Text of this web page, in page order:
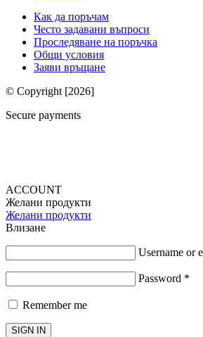
Как да поръчам
Често задавани въпроси
Проследяване на поръчка
Общи условия
Заяви връщане
© Copyright [2026]
Secure payments
ACCOUNT
Желани продукти
Желани продукти
Влизане
Username or
Password *
Remember me
SIGN IN